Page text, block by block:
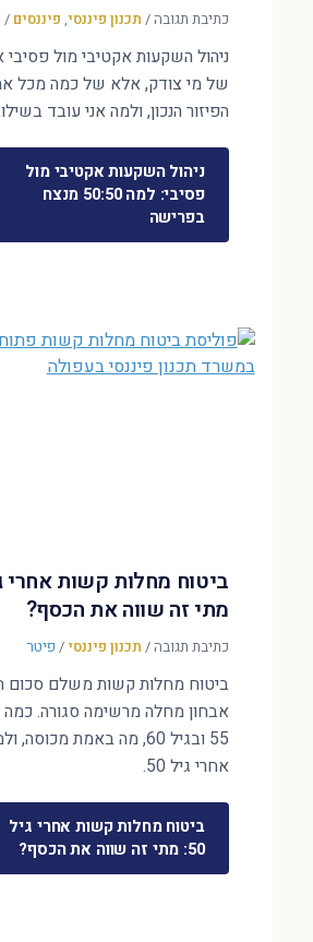
כתיבת תגובה/ תכנון פיננסי, פיננסים /
ניהול השקעות אקטיבי מול פסיבי
של מי צודק, אלא של כמה מכל
הפיזור הנכון, ולמה אני עובד בשילוב
ניהול השקעות אקטיבי מול
פסיבי: למה 50:50 מנצח
בפרישה
מתי זה שווה את הכסף?
כתיבת תגובה/ תכנון פיננסי/ פיטר
ביטוח מחלות קשות משלם
אבחון מחלה מרשימה סגורה. כמה
55 ובגיל 60, מה באמת
אחרי גיל 50.
ביטוח מחלות קשות אחרי גיל
50: מתי זה שווה את הכסף?